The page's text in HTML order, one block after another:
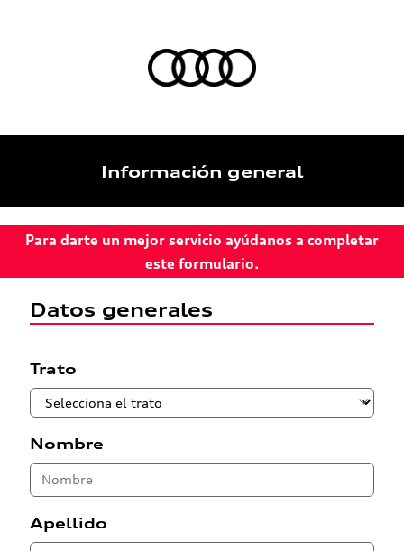
Información general
Para darte un mejor servicio ayúdanos a completar
este formulario.
Datos generales
Trato
Nombre
Apellido